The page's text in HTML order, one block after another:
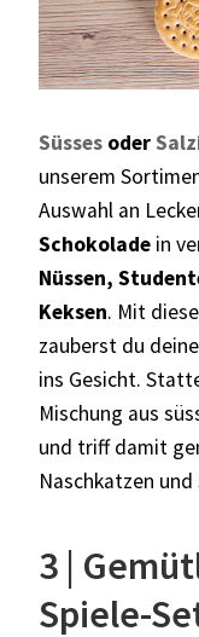
Süsses oder
unserem
Auswahl an
Schokolade in
Nüssen,
Keksen. Mit
zauberst du
ins Gesicht.
Mischung aus
und triff damit
Naschkatzen und
3 |
Spiele-